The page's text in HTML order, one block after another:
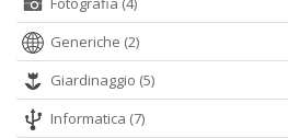
Generiche (2)
Giardinaggio (5)
Informatica (7)